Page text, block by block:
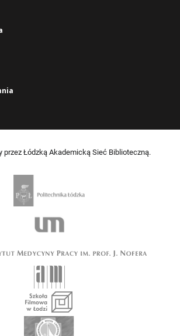
przez Łódzką Akademicką Sieć Biblioteczną.